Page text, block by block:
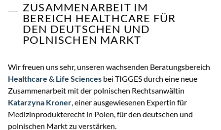
ZUSAMMENARBEIT IM
BEREICH HEALTHCARE FÜR
DEN DEUTSCHEN UND
POLNISCHEN MARKT
Wir freuen uns sehr, unseren wachsenden Beratungsbereich
Healthcare & Life Sciences bei TIGGES durch eine neue
Zusammenarbeit mit der polnischen Rechtsanwältin
Katarzyna Kroner, einer ausgewiesenen Expertin für
Medizinprodukterecht in Polen, für den deutschen und
polnischen Markt zu verstärken.